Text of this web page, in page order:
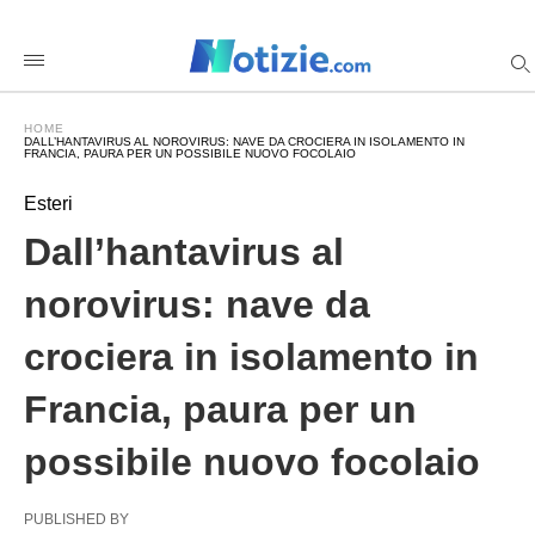
/2026/05/13/nave-
bordeaux-
norovirus-
hantavirus-
HOME
DALL’HANTAVIRUS AL NOROVIRUS: NAVE DA CROCIERA IN ISOLAMENTO IN
FRANCIA, PAURA PER UN POSSIBILE NUOVO FOCOLAIO
Esteri
Dall’hantavirus al
norovirus: nave da
crociera in isolamento in
Francia, paura per un
possibile nuovo focolaio
PUBLISHED BY